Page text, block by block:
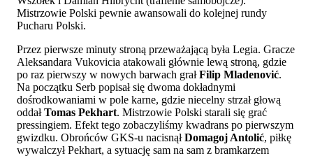
Mistrzowie Polski pewnie awansowali do kolejnej rundy
Pucharu Polski.
Przez pierwsze minuty stroną przeważającą była Legia. Gracze
Aleksandara Vukovicia atakowali głównie lewą stroną, gdzie
po raz pierwszy w nowych barwach grałFilip Mladenović.
Na początku Serb popisał się dwoma dokładnymi
dośrodkowaniami w pole karne, gdzie niecelny strzał głową
oddałTomas Pekhart. Mistrzowie Polski starali się grać
pressingiem. Efekt tego zobaczyliśmy kwadrans po pierwszym
gwizdku. Obrońców GKS-u nacisnąłDomagoj Antolić, piłkę
wywalczył Pekhart, a sytuację sam na sam z bramkarzem